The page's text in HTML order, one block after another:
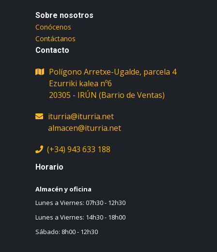
Sobre nosotros
Conócenos
Contáctanos
Contacto
Polígono Arretxe-Ugalde, parcela 4
Ezurriki kalea nº6
iturria@iturria.net
almacen@iturria.net
(+34) 943 633 188
Horario
Almacén y oficina
Lunes a Viernes: 07h30 - 12h30
Lunes a Viernes: 14h30 - 18h00
Sábado: 8h00 - 12h30